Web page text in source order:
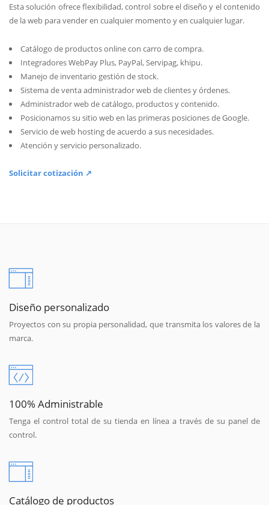
Esta solución ofrece flexibilidad, control sobre el diseño y el contenido
de la web para vender en cualquier momento y en cualquier lugar.
Catálogo de productos online con carro de compra.
Integradores WebPay Plus, PayPal, Servipag, khipu.
Manejo de inventario gestión de stock.
Sistema de venta administrador web de clientes y órdenes.
Administrador web de catálogo, productos y contenido.
Posicionamos su sitio web en las primeras posiciones de Google.
Servicio de web hosting de acuerdo a sus necesidades.
Atención y servicio personalizado.
Solicitar cotización ↗
Diseño personalizado
Proyectos con su propia personalidad, que transmita los valores de la
marca.
100% Administrable
Tenga el control total de su tienda en línea a través de su panel de
control.
Catálogo de productos